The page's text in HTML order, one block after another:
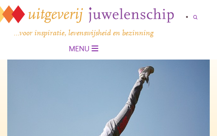
…voor inspiratie, levenswijsheid en bezinning
MENU